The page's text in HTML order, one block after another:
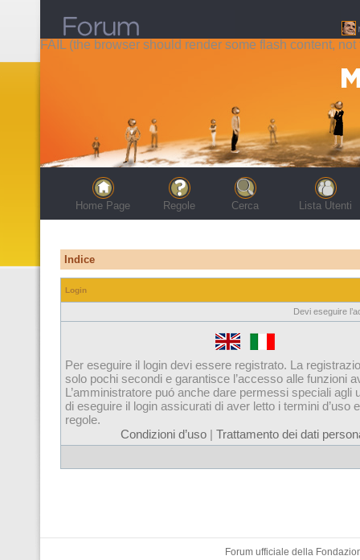
FAIL (the browser should render some flash content, not
Home Page Regole Cerca Lista Utenti
Indice
Login
Devi eseguire
Per eseguire il login devi essere registrato. La
solo pochi secondi e garantisce l’accesso alle funzioni
L’amministratore puó anche dare permessi speciali agli
di eseguire il login assicurati di aver letto i termini d’uso
regole.
Condizioni d’uso | Trattamento dei dati
Forum ufficiale della